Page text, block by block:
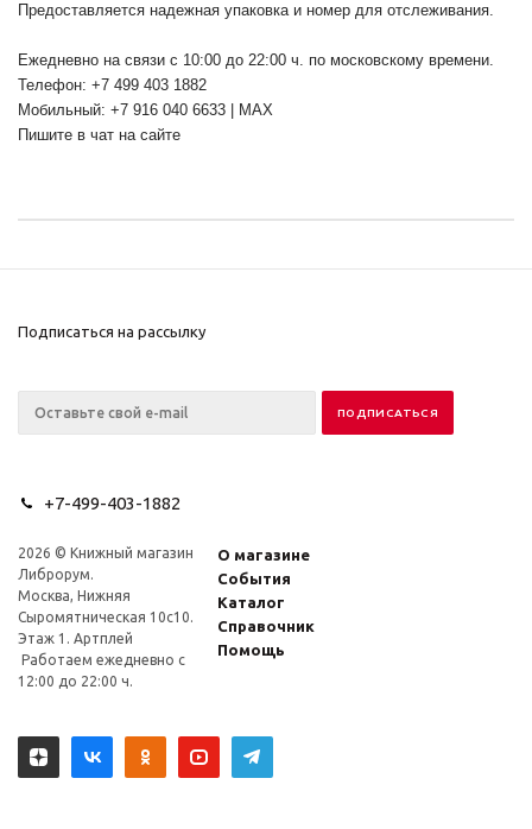
Предоставляется надежная упаковка и номер для отслеживания.
Ежедневно на связи с 10:00 до 22:00 ч. по московскому времени.
Телефон: +7 499 403 1882
Мобильный: +7 916 040 6633 | MAX
Пишите в чат на сайте
Подписаться на рассылку
+7-499-403-1882
2026 © Книжный магазин
Либрорум.
Москва, Нижняя
Сыромятническая 10с10.
Этаж 1. Артплей
Работаем ежедневно с
12:00 до 22:00 ч.
О магазине
События
Каталог
Справочник
Помощь